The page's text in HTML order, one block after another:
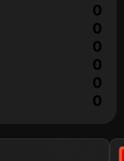
0
0
0
0
0
0